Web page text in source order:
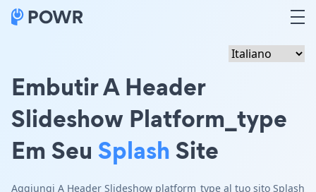
Embutir A Header
Slideshow Platform_type
Em Seu SplashSite
Aggiungi A Header Slideshow platform_type al tuo sito Splash